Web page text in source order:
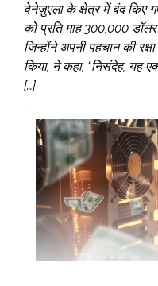
वेनेज़ुएला के क्षेत्र में बंद किए
को प्रति माह 300,000
जिन्होंने अपनी पहचान की
किया, ने कहा, “निसंदेह, यह
[…]